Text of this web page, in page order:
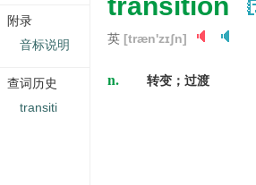
英 [træn'zɪʃn]
n. 转变；过渡
附录
音标说明
查词历史
transiti